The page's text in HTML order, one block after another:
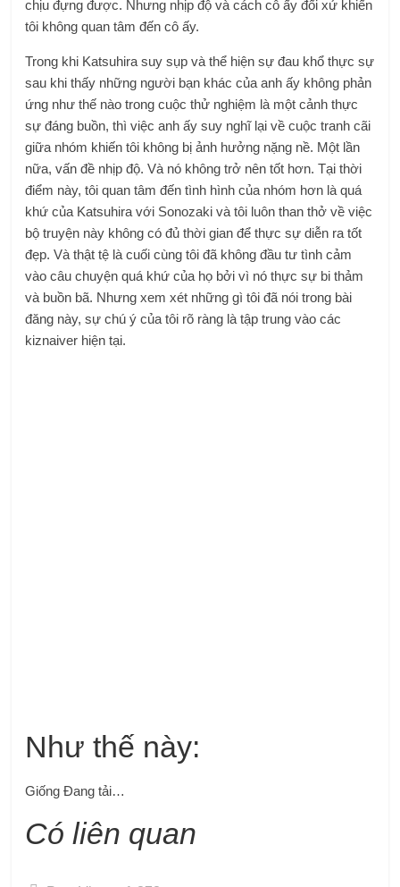
chịu đựng được. Nhưng nhịp độ và cách cô ấy đối xử khiến
tôi không quan tâm đến cô ấy.
Trong khi Katsuhira suy sụp và thể hiện sự đau khổ thực sự
sau khi thấy những người bạn khác của anh ấy không phản
ứng như thế nào trong cuộc thử nghiệm là một cảnh thực
sự đáng buồn, thì việc anh ấy suy nghĩ lại về cuộc tranh cãi
giữa nhóm khiến tôi không bị ảnh hưởng nặng nề. Một lần
nữa, vấn đề nhịp độ. Và nó không trở nên tốt hơn. Tại thời
điểm này, tôi quan tâm đến tình hình của nhóm hơn là quá
khứ của Katsuhira với Sonozaki và tôi luôn than thở về việc
bộ truyện này không có đủ thời gian để thực sự diễn ra tốt
đẹp. Và thật tệ là cuối cùng tôi đã không đầu tư tình cảm
vào câu chuyện quá khứ của họ bởi vì nó thực sự bi thảm
và buồn bã. Nhưng xem xét những gì tôi đã nói trong bài
đăng này, sự chú ý của tôi rõ ràng là tập trung vào các
kiznaiver hiện tại.
Như thế này:
Giống Đang tải…
Có liên quan